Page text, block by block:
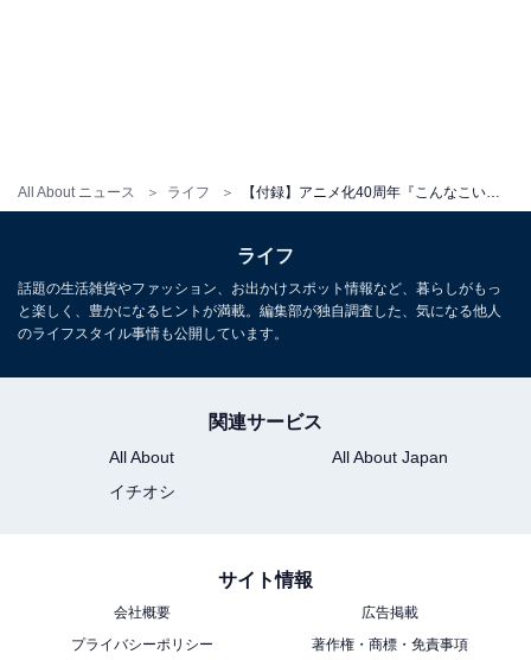
All About ニュース ライフ楽天で雑誌を見る
じめご了承ください。
また、記事中の商品を購入すると、売上の一部がオール
アバウトに還元されることがあります
【付録】70年代アートのハローキティがたまら
ない「レトロエコバッグ＆リボンポーチ」が付
ライフ
話題の生活雑貨やファッション、お出かけスポット情報など、暮らしがもっ
と楽しく、豊かになるヒントが満載。編集部が独自調査した、気になる他人
のライフスタイル事情も公開しています。
関連サービス
All About
All About Japan
イチオシ
サイト情報
会社概要
広告掲載
プライバシーポリシー
著作権・商標・免責事項